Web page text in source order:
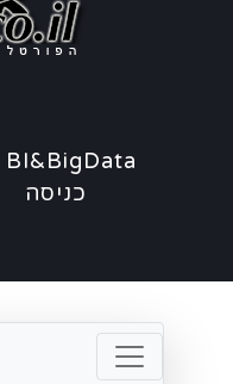
BI&BigData
כניסה